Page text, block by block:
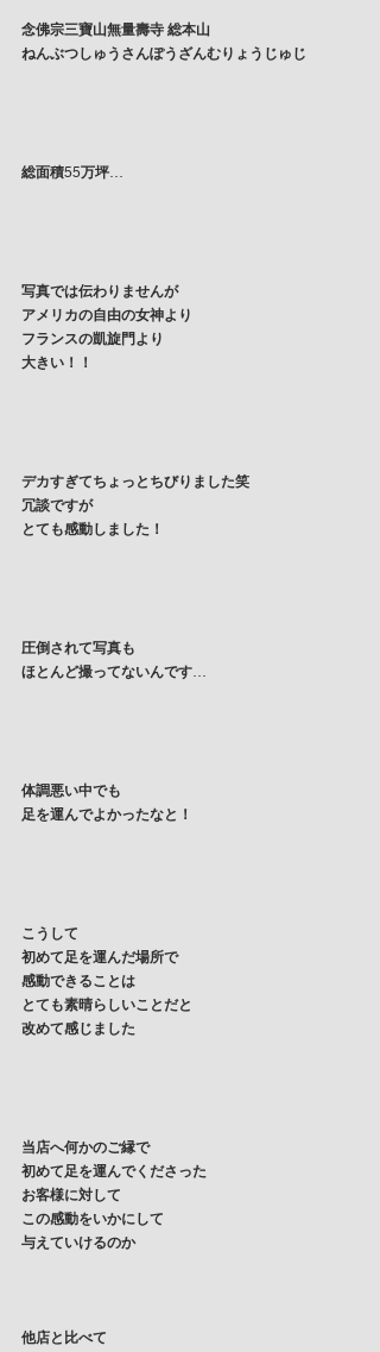
念佛宗三寶山無量壽寺 総本山
ねんぶつしゅうさんぽうざんむりょうじゅじ
総面積55万坪…
写真では伝わりませんが
アメリカの自由の女神より
フランスの凱旋門より
大きい！！
デカすぎてちょっとちびりました笑
冗談ですが
とても感動しました！
圧倒されて写真も
ほとんど撮ってないんです…
体調悪い中でも
足を運んでよかったなと！
こうして
初めて足を運んだ場所で
感動できることは
とても素晴らしいことだと
改めて感じました
当店へ何かのご縁で
初めて足を運んでくださった
お客様に対して
この感動をいかにして
与えていけるのか
他店と比べて